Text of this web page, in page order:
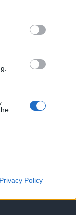
Privacy Policy